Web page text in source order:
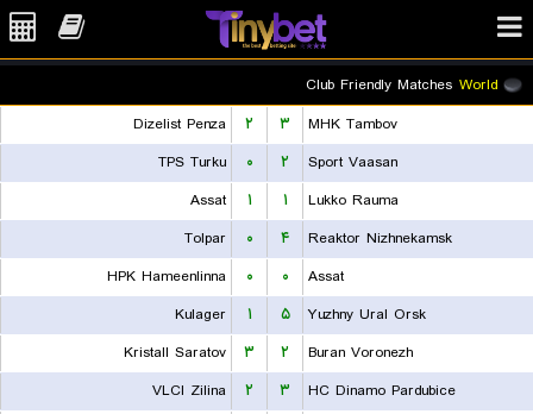
World
Club Friendly Matches
MHK Tambov
۳ ۲
Dizelist Penza
Sport Vaasan
۲ ۰
TPS Turku
Lukko Rauma
۱ ۱
Assat
Reaktor Nizhnekamsk
۴ ۰
Tolpar
Assat
۰ ۰
HPK Hameenlinna
Yuzhny Ural Orsk
۵ ۱
Kulager
Buran Voronezh
۲ ۳
Kristall Saratov
HC Dinamo Pardubice
۳ ۲
VLCI Zilina